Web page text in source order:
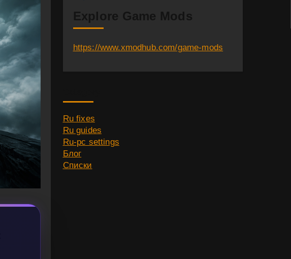
Explore Game Mods
https://www.xmodhub.com/game-mods
Ru fixes
Ru guides
Ru-pc settings
Блог
Списки